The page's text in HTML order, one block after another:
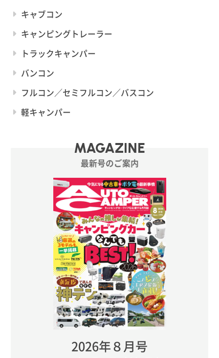
キャブコン
キャンピングトレーラー
トラックキャンパー
バンコン
フルコン／セミフルコン／バスコン
軽キャンパー
MAGAZINE
最新号のご案内
2026年８月号